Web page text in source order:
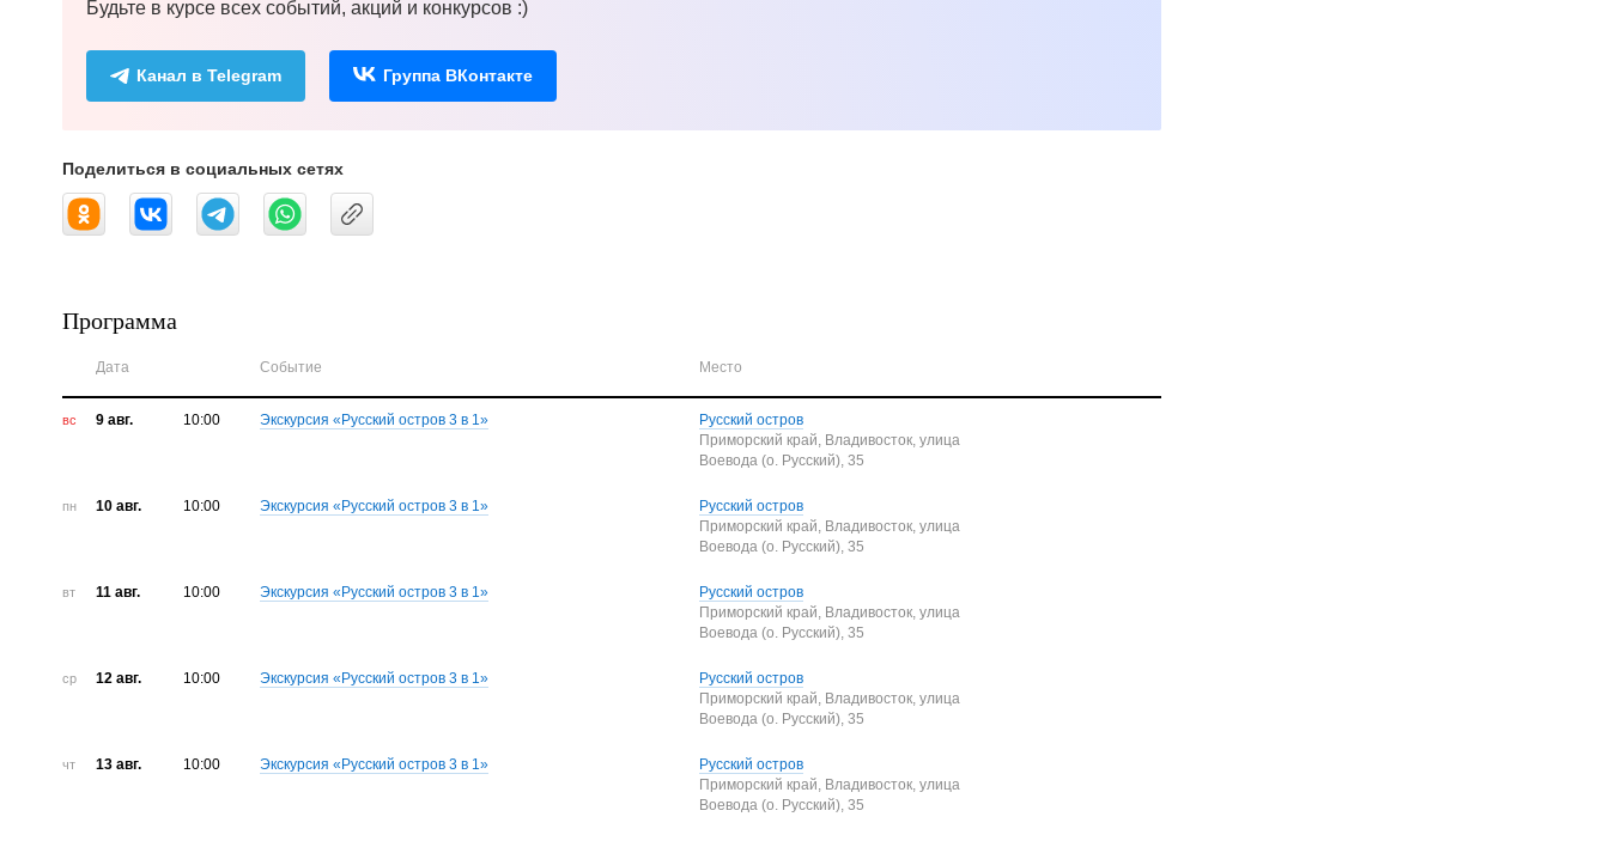
Будьте в курсе всех событий, акций и конкурсов :)
Канал в Telegram Группа ВКонтакте
Поделиться в социальных сетях
Программа
Дата Событие Место
вс 9 авг. 10:00 Экскурсия «Русский остров 3 в 1»
Русский остров
Приморский край, Владивосток, улица
Воевода (о. Русский), 35
пн 10 авг. 10:00 Экскурсия «Русский остров 3 в 1»
Русский остров
Приморский край, Владивосток, улица
Воевода (о. Русский), 35
вт 11 авг. 10:00 Экскурсия «Русский остров 3 в 1»
Русский остров
Приморский край, Владивосток, улица
Воевода (о. Русский), 35
ср 12 авг. 10:00 Экскурсия «Русский остров 3 в 1»
Русский остров
Приморский край, Владивосток, улица
Воевода (о. Русский), 35
чт 13 авг. 10:00 Экскурсия «Русский остров 3 в 1»
Русский остров
Приморский край, Владивосток, улица
Воевода (о. Русский), 35